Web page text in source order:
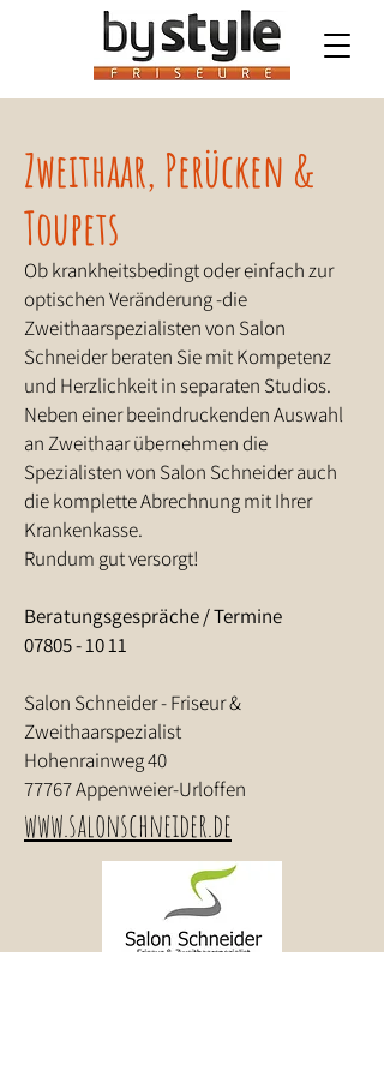
Zweithaar, Perücken &
Toupets
Ob krankheitsbedingt oder einfach zur
optischen Veränderung -die
Zweithaarspezialisten von Salon
Schneider beraten Sie mit Kompetenz
und Herzlichkeit in separaten Studios.
Neben einer beeindruckenden Auswahl
an Zweithaar übernehmen die
Spezialisten von Salon Schneider auch
die komplette Abrechnung mit Ihrer
Krankenkasse.
Rundum gut versorgt!
Beratungsgespräche / Termine
07805 - 10 11
Salon Schneider - Friseur &
Zweithaarspezialist
Hohenrainweg 40
77767 Appenweier-Urloffen
www.salonschneider.de